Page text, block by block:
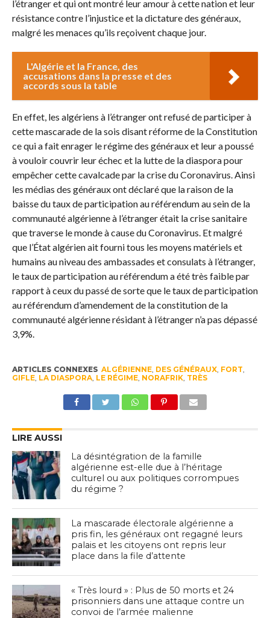
l’étranger et qui ont montré leur amour à cette nation et leur
résistance contre l’injustice et la dictature des généraux,
malgré les menaces qu’ils reçoivent chaque jour.
L'Algérie et la France, des
accusations dans la presse et des
accords sous la table
En effet, les algériens à l’étranger ont refusé de participer à
cette mascarade de la sois disant réforme de la Constitution
ce qui a fait enrager le régime des généraux et leur a poussé
à vouloir couvrir leur échec et la lutte de la diaspora pour
empêcher cette cavalcade par la crise du Coronavirus. Ainsi
les médias des généraux ont déclaré que la raison de la
baisse du taux de participation au référendum au sein de la
communauté algérienne à l’étranger était la crise sanitaire
que traverse le monde à cause du Coronavirus. Et malgré
que l’État algérien ait fourni tous les moyens matériels et
humains au niveau des ambassades et consulats à l’étranger,
le taux de participation au référendum a été très faible par
rapport à ceux du passé de sorte que le taux de participation
au référendum d’amendement de la constitution de la
communauté algérienne résidant à l’étranger n’a pas dépassé
3,9%.
ARTICLES CONNEXES ALGÉRIENNE, DES GÉNÉRAUX, FORT
GIFLE, LA DIASPORA, LE RÉGIME, NORAFRIK, TRÈS
LIRE AUSSI
La désintégration de la famille
algérienne est-elle due à l’héritage
culturel ou aux politiques corrompues
du régime ?
La mascarade électorale algérienne a
pris fin, les généraux ont regagné leurs
palais et les citoyens ont repris leur
place dans la file d’attente
« Très lourd » : Plus de 50 morts et 24
prisonniers dans une attaque contre un
convoi de l’armée malienne